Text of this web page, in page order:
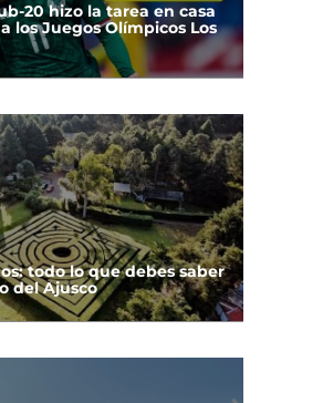
20 hizo la tarea en casa
los Juegos Olímpicos Los
todo lo que debes saber
del Ajusco